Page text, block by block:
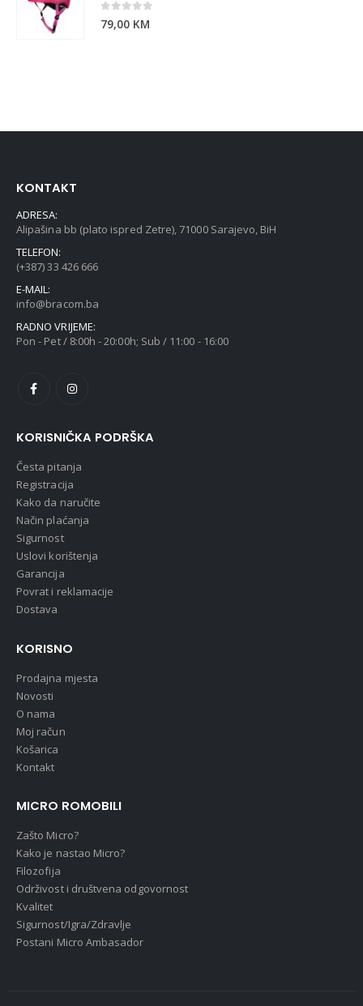
0out of 5
79,00 KM
KONTAKT
ADRESA:
Alipašina bb (plato ispred Zetre), 71000 Sarajevo, BiH
TELEFON:
(+387) 33 426 666
E-MAIL:
info@bracom.ba
RADNO VRIJEME:
Pon - Pet / 8:00h - 20:00h; Sub / 11:00 - 16:00
KORISNIČKA PODRŠKA
Česta pitanja
Registracija
Kako da naručite
Način plaćanja
Sigurnost
Uslovi korištenja
Garancija
Povrat i reklamacije
Dostava
KORISNO
Prodajna mjesta
Novosti
O nama
Moj račun
Košarica
Kontakt
MICRO ROMOBILI
Zašto Micro?
Kako je nastao Micro?
Filozofija
Održivost i društvena odgovornost
Kvalitet
Sigurnost/Igra/Zdravlje
Postani Micro Ambasador